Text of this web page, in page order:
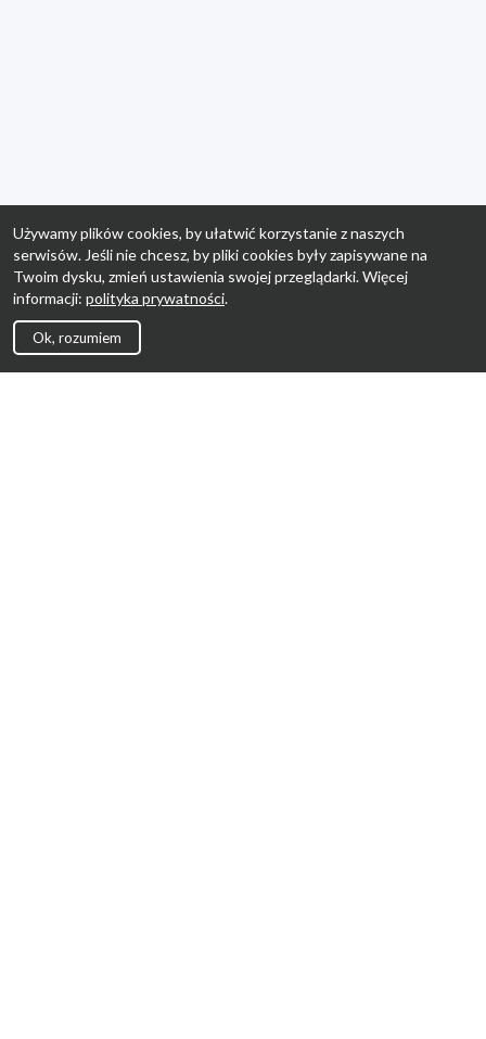
Używamy plików cookies, by ułatwić korzystanie z naszych
serwisów. Jeśli nie chcesz, by pliki cookies były zapisywane na
Twoim dysku, zmień ustawienia swojej przeglądarki. Więcej
informacji: polityka prywatności.
Ok, rozumiem